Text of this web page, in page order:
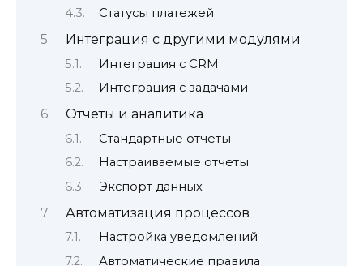
Статусы платежей
Интеграция с другими модулями
Интеграция с CRM
Интеграция с задачами
Отчеты и аналитика
Стандартные отчеты
Настраиваемые отчеты
Экспорт данных
Автоматизация процессов
Настройка уведомлений
Автоматические правила